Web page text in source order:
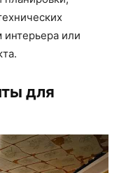
или
для